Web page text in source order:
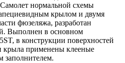
нормальной схемы
крылом и двумя
фюзеляжа, разработан
Выполнен в основном
в конструкции поверхностей
крыла применены клееные
заполнителем.